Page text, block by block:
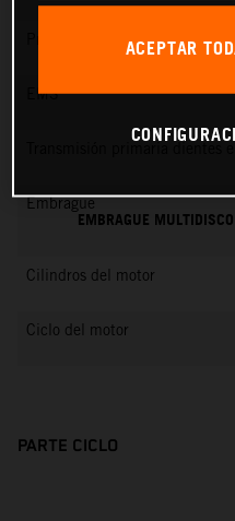
Preparación de la mezcla
EMS
Embrague
EMBRAGUE
Cilindros del motor
Ciclo del motor
PARTE CICLO
ACEPTAR